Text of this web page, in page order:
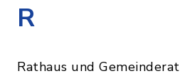
R
Rathaus und Gemeinderat